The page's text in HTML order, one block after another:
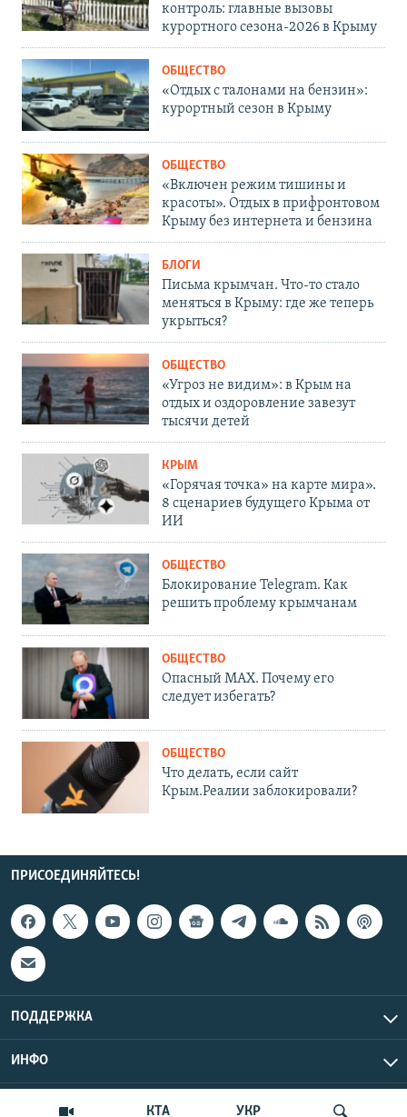
КТА УКР
контроль: главные вызовы
курортного сезона-2026 в Крыму
ОБЩЕСТВО
«Отдых с талонами на бензин»:
курортный сезон в Крыму
ОБЩЕСТВО
«Включен режим тишины и
красоты». Отдых в прифронтовом
Крыму без интернета и бензина
БЛОГИ
Письма крымчан. Что-то стало
меняться в Крыму: где же теперь
укрыться?
ОБЩЕСТВО
«Угроз не видим»: в Крым на
отдых и оздоровление завезут
тысячи детей
КРЫМ
«Горячая точка» на карте мира».
8 сценариев будущего Крыма от
ИИ
ОБЩЕСТВО
Блокирование Telegram. Как
решить проблему крымчанам
ОБЩЕСТВО
Опасный MAX. Почему его
следует избегать?
ОБЩЕСТВО
Что делать, если сайт
Крым.Реалии заблокировали?
ПРИСОЕДИНЯЙТЕСЬ!
ПОДДЕРЖКА
ИНФО
Copyright Крым.Реалии, 2026 | Все права защищены.
UTC+3